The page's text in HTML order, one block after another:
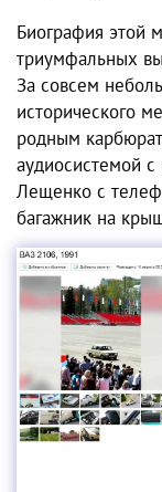
Биография этой
триумфальных
За совсем
исторического
родным
аудиосистемой
Лещенко с
багажник на